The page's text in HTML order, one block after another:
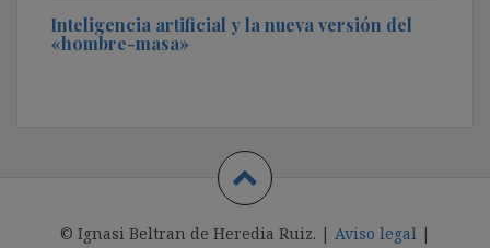
Inteligencia artificial y la nueva versión del
«hombre-masa»
© Ignasi Beltran de Heredia Ruiz. | Aviso legal |